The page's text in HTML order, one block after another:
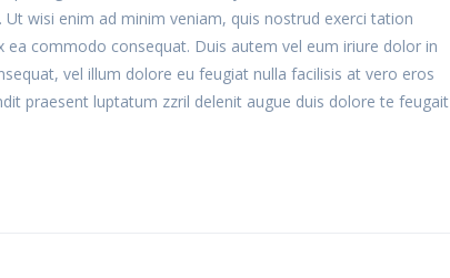
wisi enim ad minim veniam, quis nostrud exerci tation
ea commodo consequat. Duis autem vel eum iriure dolor in
vel illum dolore eu feugiat nulla facilisis at vero eros
praesent luptatum zzril delenit augue duis dolore te feugait